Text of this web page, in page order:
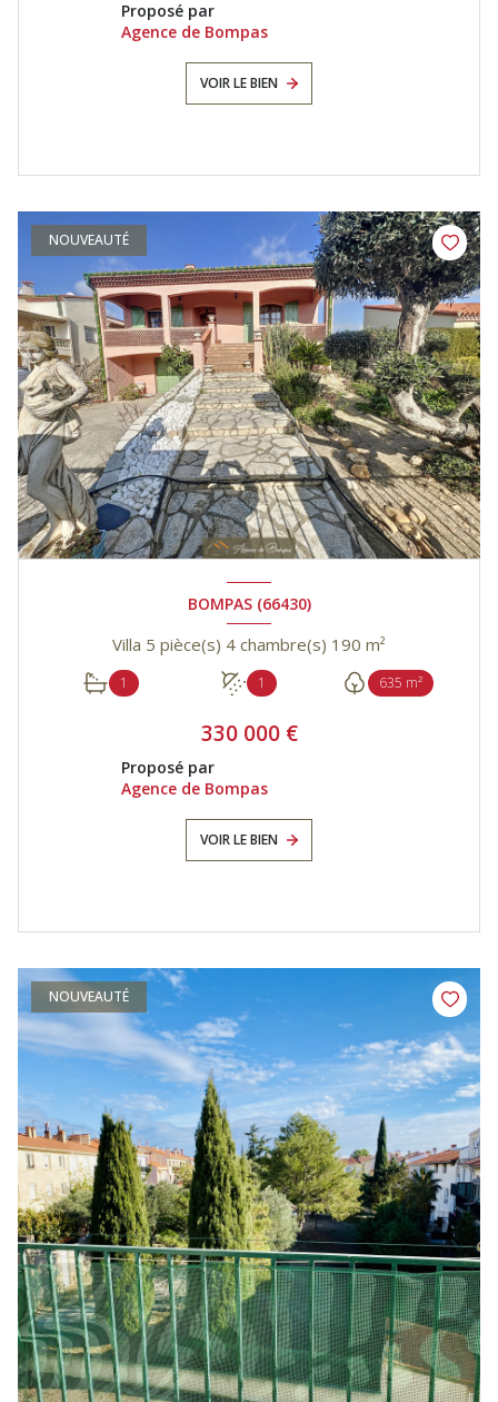
Proposé par
Agence de Bompas
VOIR LE BIEN
NOUVEAUTÉ
BOMPAS (66430)
Villa 5 pièce(s) 4 chambre(s) 190 m²
1 1 635 m²
330 000 €
Proposé par
Agence de Bompas
VOIR LE BIEN
NOUVEAUTÉ